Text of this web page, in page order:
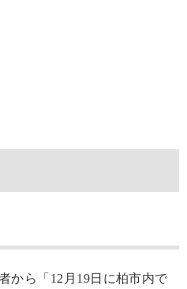
から「12月19日に柏市内で